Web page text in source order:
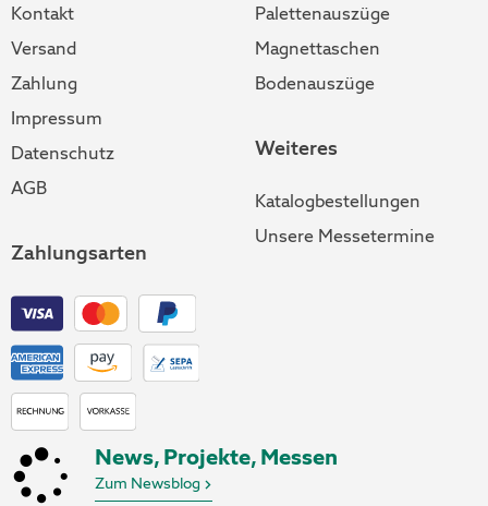
Kontakt
Versand
Zahlung
Impressum
Datenschutz
AGB
Zahlungsarten
Palettenauszüge
Magnettaschen
Bodenauszüge
Weiteres
Katalogbestellungen
Unsere Messetermine
News, Projekte, Messen
Zum Newsblog